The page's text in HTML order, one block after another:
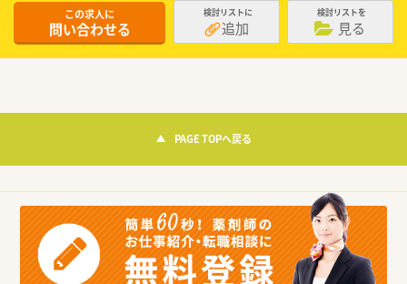
この求人に
問い合わせる
検討リストに
追加
検討リストを
見る
PAGE TOPへ戻る